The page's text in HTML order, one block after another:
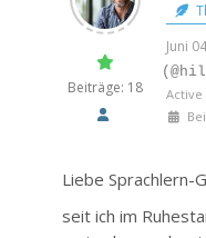
Beiträge: 18
Juni
Liebe Sprachlern-
seit ich im